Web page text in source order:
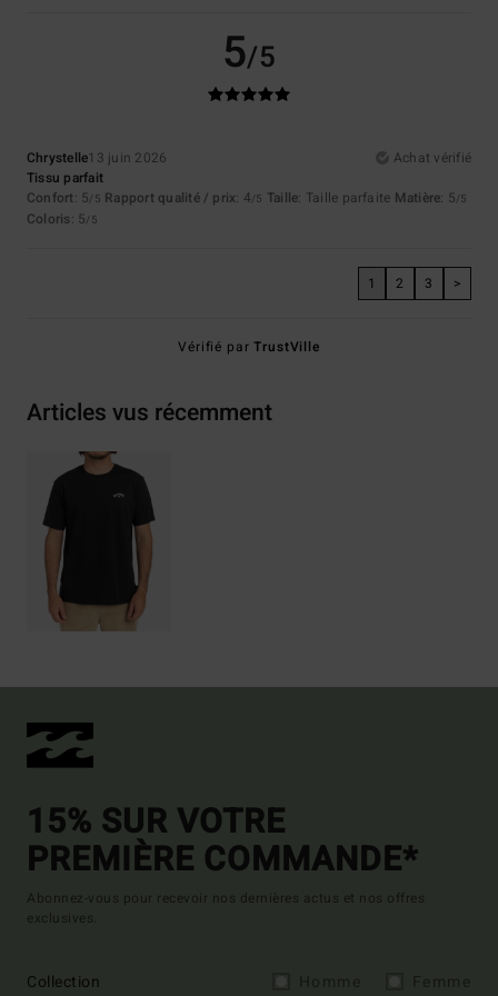
5/5
Chrystelle13 juin 2026
Achat vérifié
Tissu parfait
Confort: 5/5 Rapport qualité / prix: 4/5 Taille: Taille parfaite Matière: 5/5
Coloris: 5/5
1 2 3 >
Vérifié parTrustVille
Articles vus récemment
15% SUR VOTRE
PREMIÈRE COMMANDE*
Abonnez-vous pour recevoir nos dernières actus et nos offres
exclusives.
Collection